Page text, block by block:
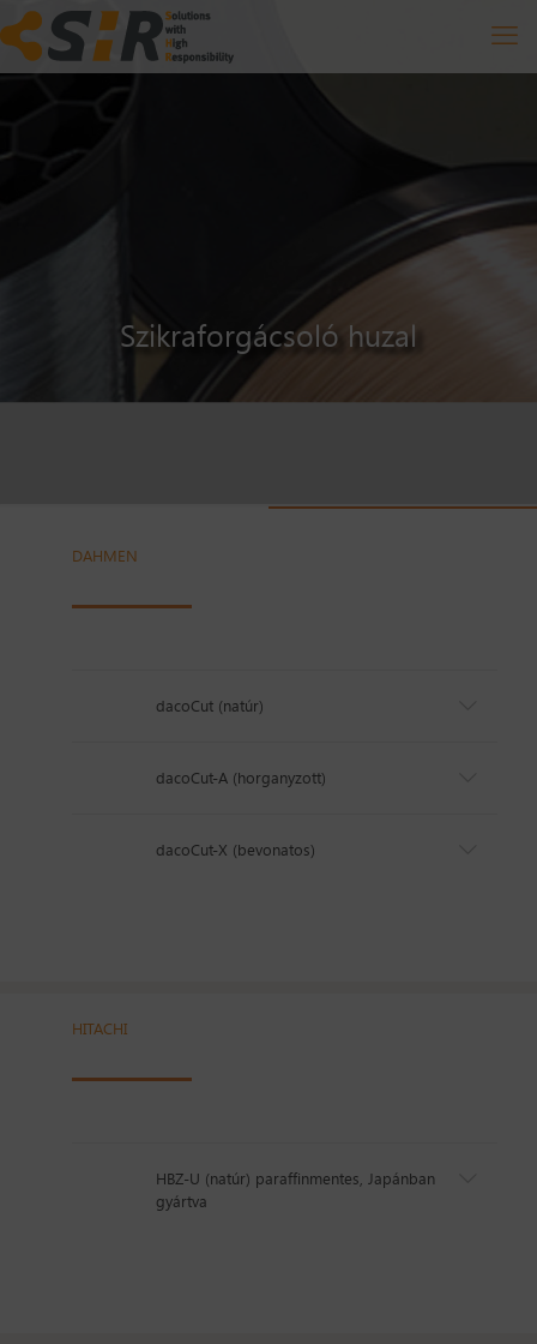
Szikraforgácsoló huzal
DAHMEN
dacoCut (natúr)
dacoCut-A (horganyzott)
dacoCut-X (bevonatos)
HITACHI
HBZ-U (natúr) paraffinmentes, Japánban
gyártva